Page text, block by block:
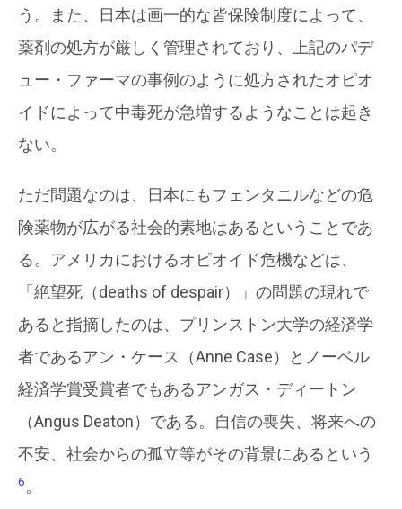
う。また、日本は画一的な皆保険制度によって、
薬剤の処方が厳しく管理されており、上記のパデ
ュー・ファーマの事例のように処方されたオピオ
イドによって中毒死が急増するようなことは起き
ない。
ただ問題なのは、日本にもフェンタニルなどの危
険薬物が広がる社会的素地はあるということであ
る。アメリカにおけるオピオイド危機などは、
「絶望死（deaths of despair）」の問題の現れで
あると指摘したのは、プリンストン大学の経済学
者であるアン・ケース（Anne Case）とノーベル
経済学賞受賞者でもあるアンガス・ディートン
（Angus Deaton）である。自信の喪失、将来への
不安、社会からの孤立等がその背景にあるという
6。